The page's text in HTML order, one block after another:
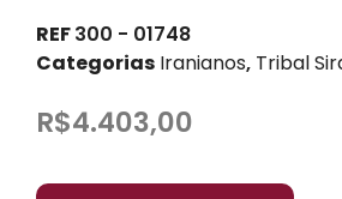
REF300 - 01748
Categorias Iranianos, Tribal
R$4.403,00